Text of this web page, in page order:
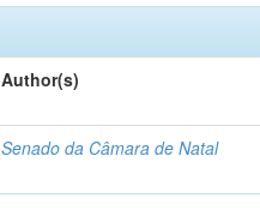
Author(s)
Senado da Câmara de Natal